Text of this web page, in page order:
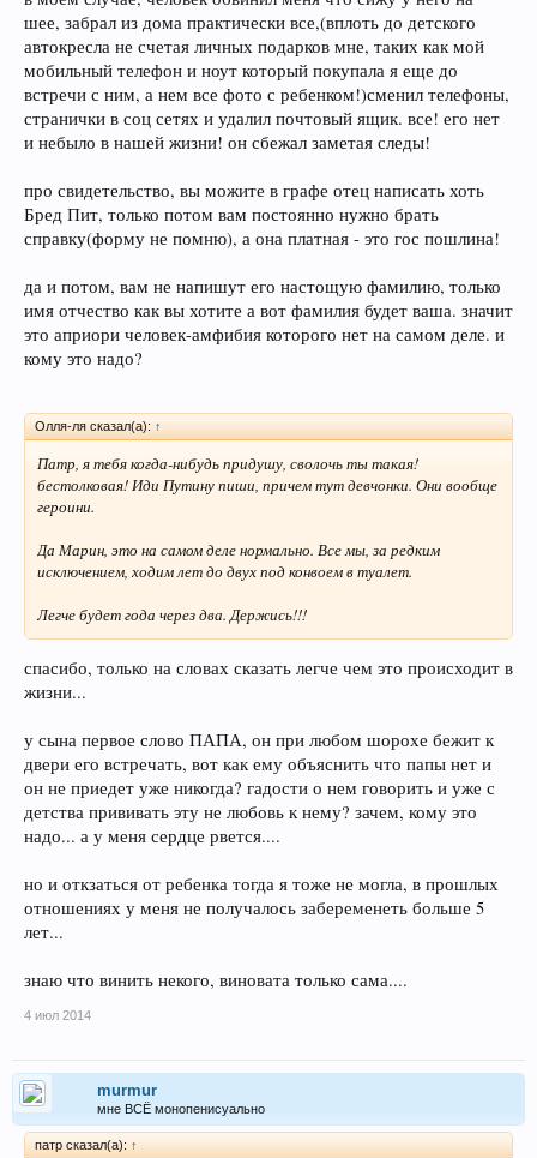
шее, забрал из дома практически все,(вплоть до детского
автокресла не счетая личных подарков мне, таких как мой
мобильный телефон и ноут который покупала я еще до
встречи с ним, а нем все фото с ребенком!)сменил телефоны,
странички в соц сетях и удалил почтовый ящик. все! его нет
и небыло в нашей жизни! он сбежал заметая следы!
про свидетельство, вы можите в графе отец написать хоть
Бред Пит, только потом вам постоянно нужно брать
справку(форму не помню), а она платная - это гос пошлина!
да и потом, вам не напишут его настощую фамилию, только
имя отчество как вы хотите а вот фамилия будет ваша. значит
это априори человек-амфибия которого нет на самом деле. и
кому это надо?
Олля-ля сказал(а): ↑
Патр, я тебя когда-нибудь придушу, сволочь ты такая!
бестолковая! Иди Путину пиши, причем тут девчонки. Они вообще
героини.
Да Марин, это на самом деле нормально. Все мы, за редким
исключением, ходим лет до двух под конвоем в туалет.
Легче будет года через два. Держись!!!
спасибо, только на словах сказать легче чем это происходит в
жизни...
у сына первое слово ПАПА, он при любом шорохе бежит к
двери его встречать, вот как ему объяснить что папы нет и
он не приедет уже никогда? гадости о нем говорить и уже с
детства прививать эту не любовь к нему? зачем, кому это
надо... а у меня сердце рвется....
но и откзаться от ребенка тогда я тоже не могла, в прошлых
отношениях у меня не получалось забеременеть больше 5
лет...
знаю что винить некого, виновата только сама....
4 июл 2014
murmur
мне ВСЁ монопенисуально
патр сказал(а): ↑